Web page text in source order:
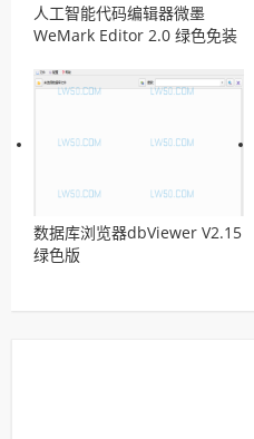
人工智能代码编辑器微墨
WeMark Editor 2.0 绿色免装
数据库浏览器dbViewer V2.15
绿色版